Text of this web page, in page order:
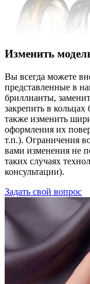
Изменить
Вы всегда можете
представленные в
бриллианты,
закрепить в
также изменить
оформления их
т.п.). Ограничения
вами изменения не
таких случаях
консультации).
Задать свой вопрос